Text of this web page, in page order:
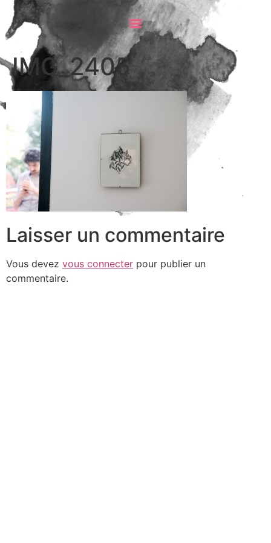
IMG_2405
Laisser un commentaire
Vous devez vous connecter pour publier un
commentaire.